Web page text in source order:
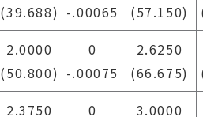
(39.688) -.00065
(57.150)
2.0000
(50.800)
0
-.00075
2.6250
(66.675)
2.3750 0 3.0000